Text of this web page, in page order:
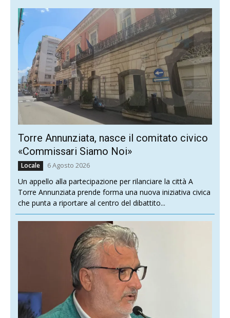
Torre Annunziata, nasce il comitato civico
«Commissari Siamo Noi»
Locale 6 Agosto 2026
Un appello alla partecipazione per rilanciare la città A
Torre Annunziata prende forma una nuova iniziativa civica
che punta a riportare al centro del dibattito...